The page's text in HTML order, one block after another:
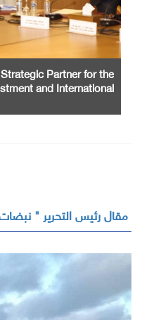
Partner for the
and International
مقال رئيس التحرير "